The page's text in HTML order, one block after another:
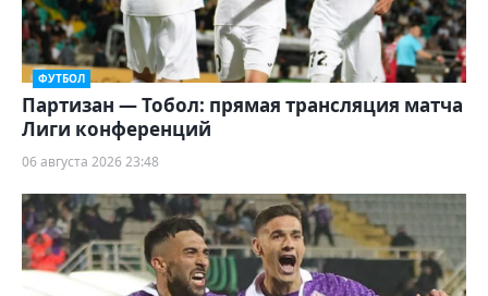
ФУТБОЛ
Партизан — Тобол: прямая трансляция матча
Лиги конференций
06 августа 2026 23:48